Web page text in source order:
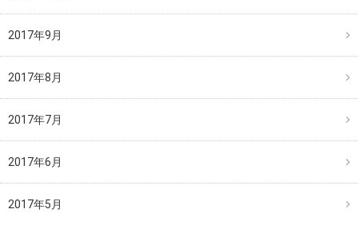
2017年9月
2017年8月
2017年7月
2017年6月
2017年5月